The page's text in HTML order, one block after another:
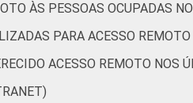
65 67
ÀS PESSOAS OCUPADAS
PARA ACESSO
ACESSO REMOTO NOS